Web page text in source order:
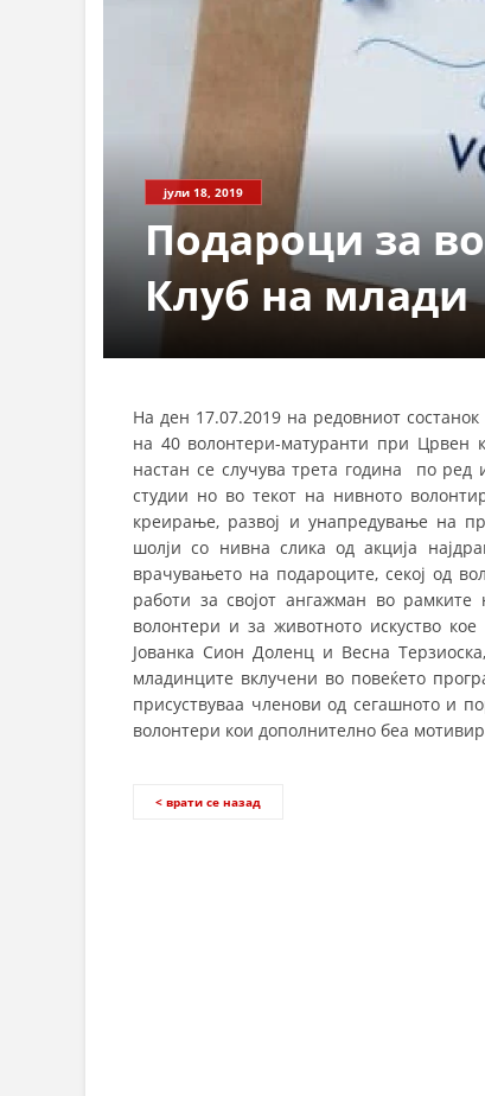
јули 18, 2019
Подароци за
Клуб на млади
На ден 17.07.2019 на редовниот
на 40 волонтери-матуранти при Црвен
настан се случува трета година по
студии но во текот на нивното
креирање, развој и унапредување на
шолји со нивна слика од акција
врачувањето на подароците, секој од
работи за својот ангажман во
волонтери и за животното искуство
Јованка Сион Доленц и Весна
младинците вклучени во повеќето
присуствуваа членови од сегашното и
волонтери кои дополнително беа
< врати се назад